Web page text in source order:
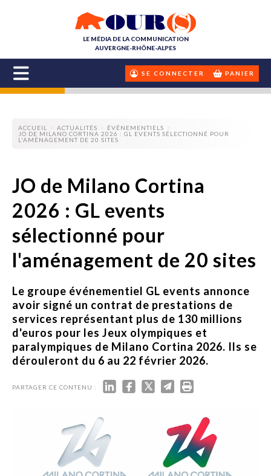
LE MÉDIA DE LA COMMUNICATION
AUVERGNE-RHÔNE-ALPES
SE CONNECTER PANIER
ACCUEIL ACTUALITÉS
ÉVÉNEMENTIELS
JO DE MILANO CORTINA 2026 : GL EVENTS SÉLECTIONNÉ POUR
L'AMÉNAGEMENT DE 20 SITES
JO de Milano Cortina
2026 : GL events
sélectionné pour
l'aménagement de 20 sites
Le groupe événementiel GL events annonce
avoir signé un contrat de prestations de
services représentant plus de 130 millions
d'euros pour les Jeux olympiques et
paralympiques de Milano Cortina 2026. Ils se
dérouleront du 6 au 22 février 2026.
PARTAGER CE CONTENU :